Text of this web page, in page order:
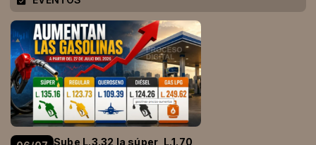
Sube L.3.32 la súper, L.1.70